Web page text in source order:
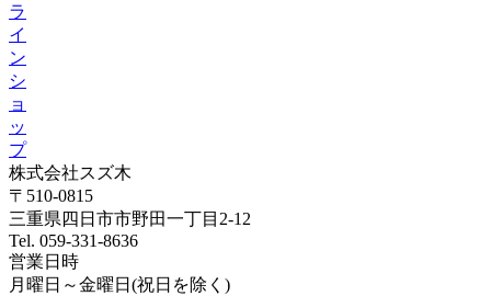
ラ
イ
ン
シ
ョ
ッ
プ
株式会社スズ木
〒510-0815
三重県四日市市野田一丁目2-12
Tel. 059-331-8636
営業日時
月曜日～金曜日(祝日を除く)